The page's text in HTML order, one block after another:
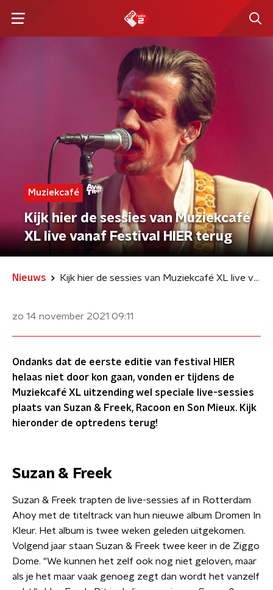
Muziekcafé
Kijk hier de sessies van Muziekcafé
XL live vanaf Festival HIER terug
Nieuws Kijk hier de sessies van Muziekcafé XL live vanaf Festival HIER terug
zo 14 november 2021 09:11
Ondanks dat de eerste editie van festival HIER
helaas niet door kon gaan, vonden er tijdens de
Muziekcafé XL uitzending wel speciale live-sessies
plaats van Suzan & Freek, Racoon en Son Mieux. Kijk
hieronder de optredens terug!
Suzan & Freek
Suzan & Freek trapten de live-sessies af in Rotterdam
Ahoy met de titeltrack van hun nieuwe album Dromen In
Kleur. Het album is twee weken geleden uitgekomen.
Volgend jaar staan Suzan & Freek twee keer in de Ziggo
Dome. "We kunnen het zelf ook nog niet geloven, maar
als je het maar vaak genoeg zegt dan wordt het vanzelf